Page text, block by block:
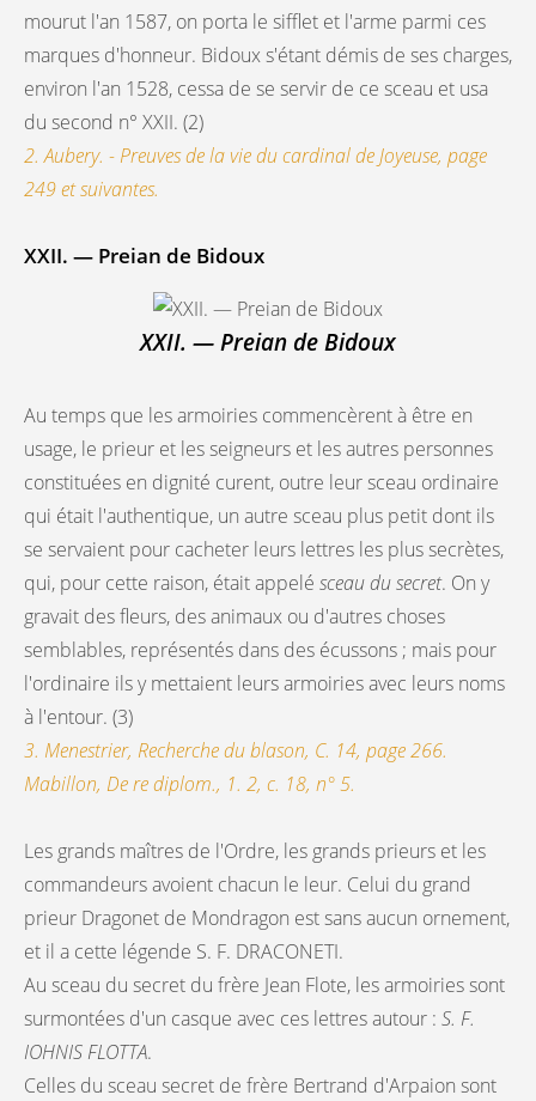
mourut l'an 1587, on porta le sifflet et l'arme parmi ces
marques d'honneur. Bidoux s'étant démis de ses charges,
environ l'an 1528, cessa de se servir de ce sceau et usa
du second n° XXII. (2)
2. Aubery. - Preuves de la vie du cardinal de Joyeuse, page
249 et suivantes.
XXII. — Preian de Bidoux
XXII. — Preian de Bidoux
Au temps que les armoiries commencèrent à être en
usage, le prieur et les seigneurs et les autres personnes
constituées en dignité curent, outre leur sceau ordinaire
qui était l'authentique, un autre sceau plus petit dont ils
se servaient pour cacheter leurs lettres les plus secrètes,
qui, pour cette raison, était appelé sceau du secret. On y
gravait des fleurs, des animaux ou d'autres choses
semblables, représentés dans des écussons ; mais pour
l'ordinaire ils y mettaient leurs armoiries avec leurs noms
à l'entour. (3)
3. Menestrier, Recherche du blason, C. 14, page 266.
Mabillon, De re diplom., 1. 2, c. 18, n° 5.
Les grands maîtres de l'Ordre, les grands prieurs et les
commandeurs avoient chacun le leur. Celui du grand
prieur Dragonet de Mondragon est sans aucun ornement,
et il a cette légende S. F. DRACONETI.
Au sceau du secret du frère Jean Flote, les armoiries sont
surmontées d'un casque avec ces lettres autour : S. F.
IOHNIS FLOTTA.
Celles du sceau secret de frère Bertrand d'Arpaion sont